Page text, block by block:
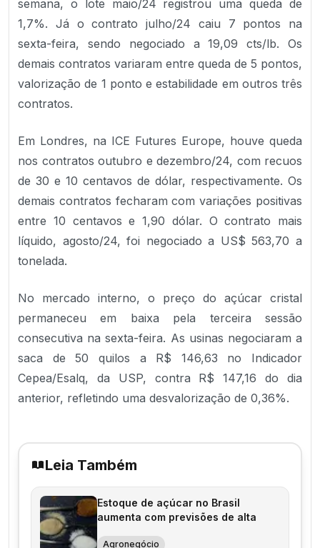
semana, o lote maio/24 registrou uma queda de
1,7%. Já o contrato julho/24 caiu 7 pontos na
sexta-feira, sendo negociado a 19,09 cts/lb. Os
demais contratos variaram entre queda de 5 pontos,
valorização de 1 ponto e estabilidade em outros três
contratos.
Em Londres, na ICE Futures Europe, houve queda
nos contratos outubro e dezembro/24, com recuos
de 30 e 10 centavos de dólar, respectivamente. Os
demais contratos fecharam com variações positivas
entre 10 centavos e 1,90 dólar. O contrato mais
líquido, agosto/24, foi negociado a US$ 563,70 a
tonelada.
No mercado interno, o preço do açúcar cristal
permaneceu em baixa pela terceira sessão
consecutiva na sexta-feira. As usinas negociaram a
saca de 50 quilos a R$ 146,63 no Indicador
Cepea/Esalq, da USP, contra R$ 147,16 do dia
anterior, refletindo uma desvalorização de 0,36%.
Leia Também
Estoque de açúcar no Brasil
aumenta com previsões de alta
Agronegócio